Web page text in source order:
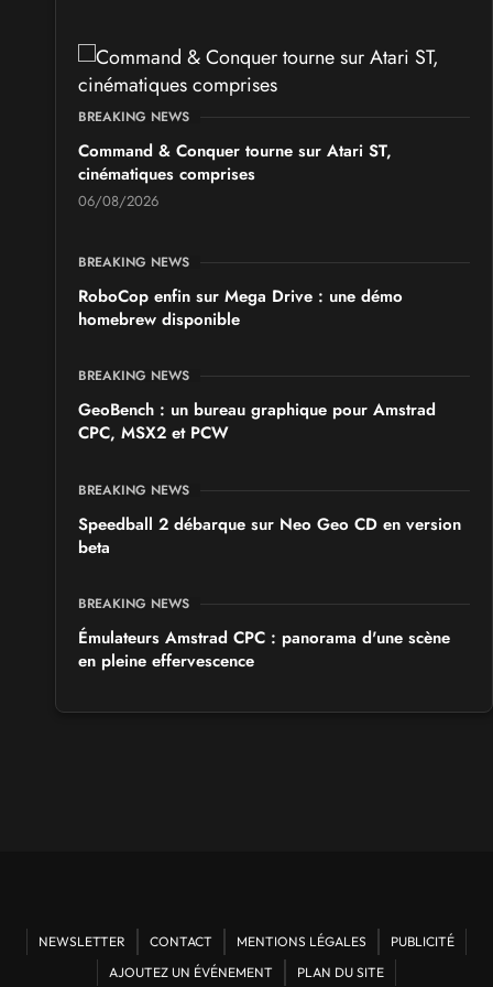
SALONS & CONVENTIONS GEEKS
GeekNIID 2026
les 19 et 20 septembre 2026 - à Grigny
SALONS & CONVENTIONS GEEKS
Japan Manga Wave Colmar 2026
BREAKING NEWS
Command & Conquer tourne sur Atari ST,
cinématiques comprises
06/08/2026
BREAKING NEWS
RoboCop enfin sur Mega Drive : une démo
homebrew disponible
BREAKING NEWS
GeoBench : un bureau graphique pour Amstrad
CPC, MSX2 et PCW
BREAKING NEWS
Speedball 2 débarque sur Neo Geo CD en version
beta
BREAKING NEWS
Émulateurs Amstrad CPC : panorama d'une scène
en pleine effervescence
NEWSLETTER CONTACT MENTIONS LÉGALES
PUBLICITÉ
AJOUTEZ UN ÉVÉNEMENT
PLAN DU SITE